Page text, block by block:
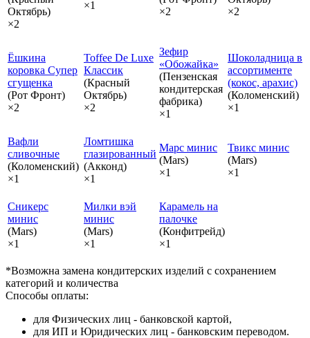
Октябрь)
×2
×1
×2
×2
Ёшкина
коровка Супер
сгущенка
(Рот Фронт)
×2
Toffee De Luxe
Классик
(Красный
Октябрь)
×2
Зефир
«Обожайка»
(Пензенская
кондитерская
фабрика)
×1
Шоколадница в
ассортименте
(кокос, арахис)
(Коломенский)
×1
Вафли
сливочные
(Коломенский)
×1
Ломтишка
глазированный
(Акконд)
×1
Марс минис
(Mars)
×1
Твикс минис
(Mars)
×1
Сникерс
минис
(Mars)
×1
Милки вэй
минис
(Mars)
×1
Карамель на
палочке
(Конфитрейд)
×1
*Возможна замена кондитерских изделий с сохранением
категорий и количества
Способы оплаты:
для Физических лиц - банковской картой,
для ИП и Юридических лиц - банковским переводом.